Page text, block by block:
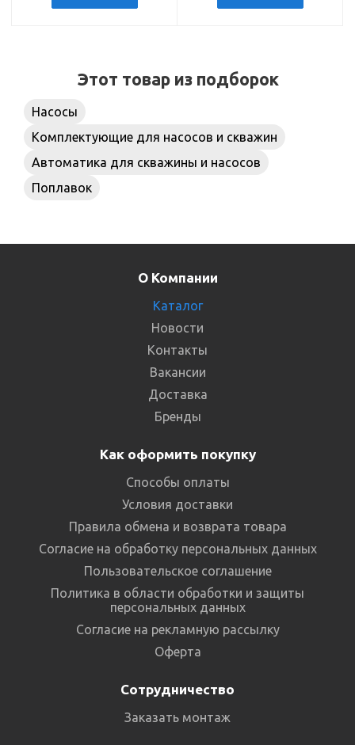
Этот товар из подборок
Насосы
Комплектующие для насосов и скважин
Автоматика для скважины и насосов
Поплавок
О Компании
Каталог
Новости
Контакты
Вакансии
Доставка
Бренды
Как оформить покупку
Способы оплаты
Условия доставки
Правила обмена и возврата товара
Согласие на обработку персональных данных
Пользовательское соглашение
Политика в области обработки и защиты
персональных данных
Согласие на рекламную рассылку
Оферта
Сотрудничество
Заказать монтаж